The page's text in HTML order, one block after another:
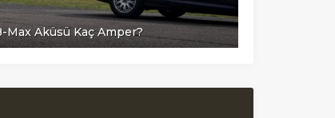
Max Aküsü Kaç Amper?